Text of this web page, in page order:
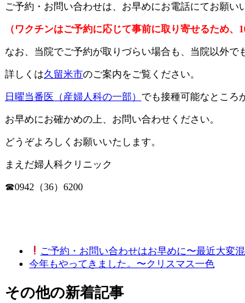
ご予約・お問い合わせは、お早めにお電話にてお願い
（ワクチンはご予約に応じて事前に取り寄せるため、
なお、当院でご予約が取りづらい場合も、当院以外で
詳しくは久留米市のご案内をご覧ください。
日曜当番医（産婦人科の一部） でも接種可能なところ
お早めにお確かめの上、お問い合わせください。
どうぞよろしくお願いいたします。
まえだ婦人科クリニック
☎0942（36）6200
ご予約・お問い合わせはお早めに〜最近大変
今年もやってきました。〜クリスマス一色
その他の新着記事